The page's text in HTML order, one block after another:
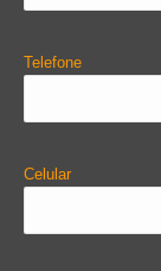
Telefone
Celular